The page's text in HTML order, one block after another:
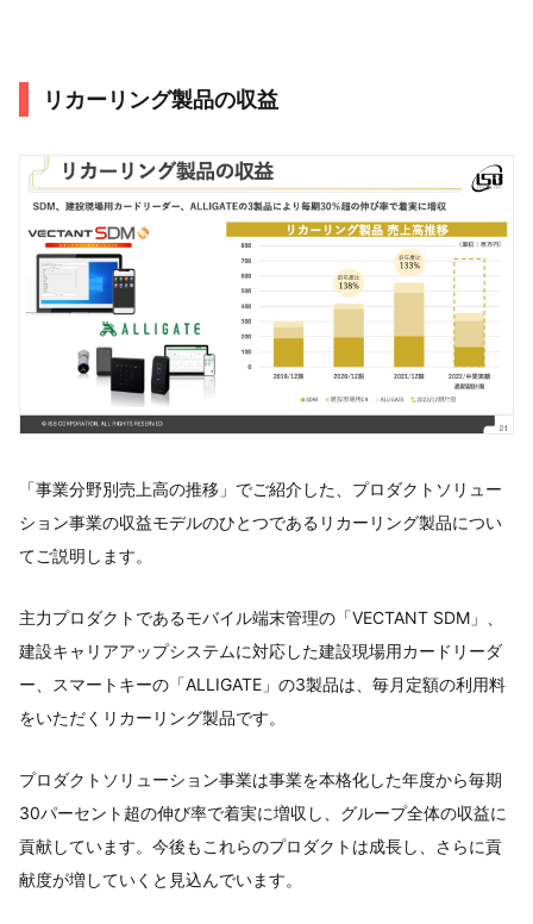
リカーリング製品の収益
「事業分野別売上高の推移」でご紹介した、プロダクトソリュー
ション事業の収益モデルのひとつであるリカーリング製品につい
てご説明します。
主力プロダクトであるモバイル端末管理の「VECTANT SDM」、
建設キャリアアップシステムに対応した建設現場用カードリーダ
ー、スマートキーの「ALLIGATE」の3製品は、毎月定額の利用料
をいただくリカーリング製品です。
プロダクトソリューション事業は事業を本格化した年度から毎期
30パーセント超の伸び率で着実に増収し、グループ全体の収益に
貢献しています。今後もこれらのプロダクトは成長し、さらに貢
献度が増していくと見込んでいます。